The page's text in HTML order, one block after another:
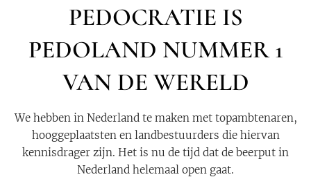
PEDOCRATIE IS
PEDOLAND NUMMER 1
VAN DE WERELD
We hebben in Nederland te maken met topambtenaren,
hooggeplaatsten en landbestuurders die hiervan
kennisdrager zijn. Het is nu de tijd dat de beerput in
Nederland helemaal open gaat.